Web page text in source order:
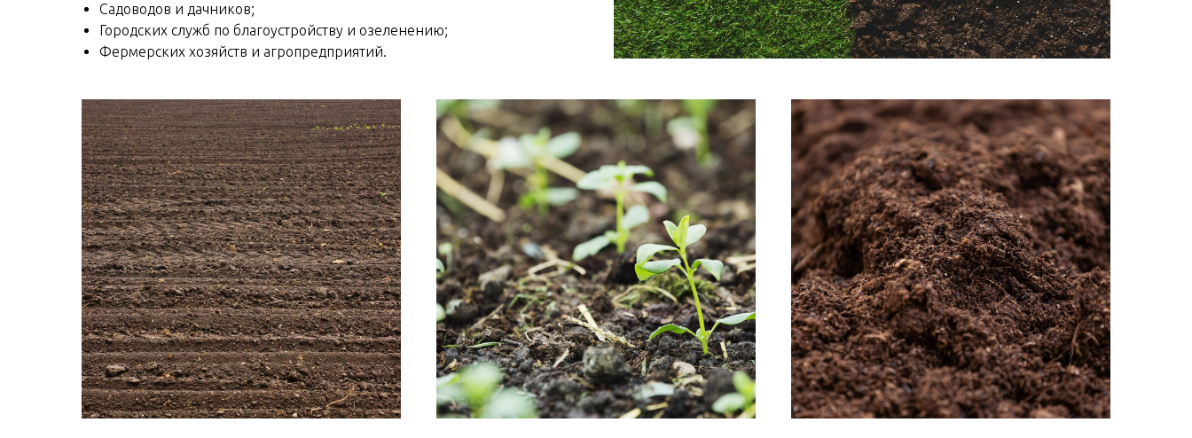
Садоводов и дачников;
Городских служб по благоустройству и озеленению;
Фермерских хозяйств и агропредприятий.